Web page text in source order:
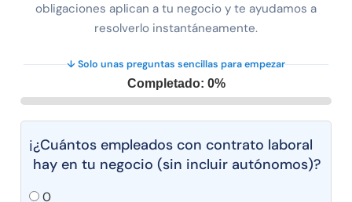
obligaciones aplican a tu negocio y te ayudamos a
resolverlo instantáneamente.
↓ Solo unas preguntas sencillas para empezar
Completado: 0%
¿Cuántos empleados con contrato laboral
hay en tu negocio (sin incluir autónomos)?
ℹ️
0